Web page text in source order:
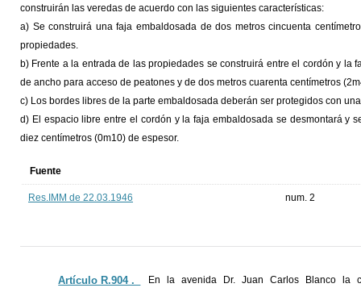
construirán las veredas de acuerdo con las siguientes características:
a) Se construirá una faja embaldosada de dos metros cincuenta
propiedades.
b) Frente a la entrada de las propiedades se construirá entre el cordón y la
de ancho para acceso de peatones y de dos metros cuarenta centímetros
c) Los bordes libres de la parte embaldosada deberán ser protegidos con
d) El espacio libre entre el cordón y la faja embaldosada se desmontará y
diez centímetros (0m10) de espesor.
Fuente
Res.IMM de 22.03.1946 num. 2
Artículo R.904 ._
En la avenida Dr. Juan Carlos Blanco la